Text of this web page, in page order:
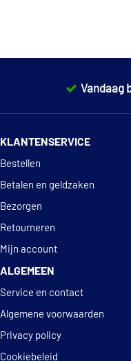
Vandaag
KLANTENSERVICE
Bestellen
Betalen en geldzaken
Bezorgen
Retourneren
Mijn account
ALGEMEEN
Service en contact
Algemene voorwaarden
Privacy policy
Cookiebeleid